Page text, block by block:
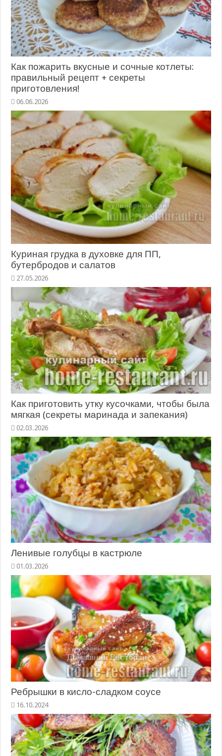
Как пожарить вкусные и сочные котлеты:
правильный рецепт + секреты
приготовления!
06.06.2026
Куриная грудка в духовке для ПП,
бутербродов и салатов
27.05.2026
Как приготовить утку кусочками, чтобы была
мягкая (секреты маринада и запекания)
02.03.2026
Ленивые голубцы в кастрюле
01.03.2026
Ребрышки в кисло-сладком соусе
16.10.2024